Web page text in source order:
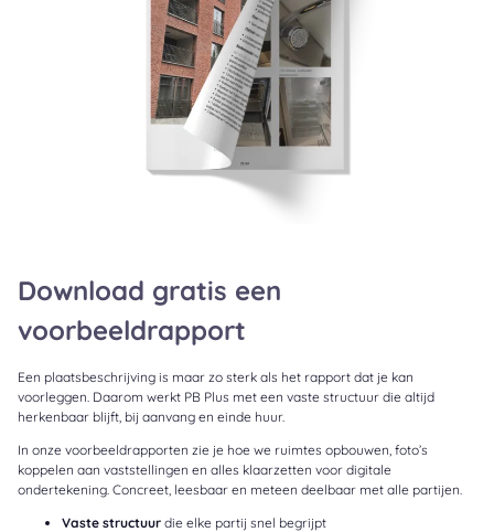
Download gratis een
voorbeeldrapport
Een plaatsbeschrijving is maar zo sterk als het rapport dat je kan
voorleggen. Daarom werkt PB Plus met een vaste structuur die altijd
herkenbaar blijft, bij aanvang en einde huur.
In onze voorbeeldrapporten zie je hoe we ruimtes opbouwen, foto’s
koppelen aan vaststellingen en alles klaarzetten voor digitale
ondertekening. Concreet, leesbaar en meteen deelbaar met alle partijen.
Vaste structuur die elke partij snel begrijpt